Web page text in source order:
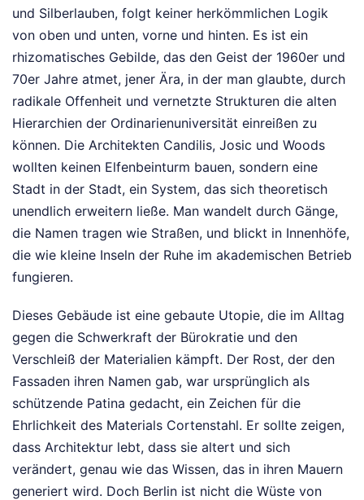
und Silberlauben, folgt keiner herkömmlichen Logik
von oben und unten, vorne und hinten. Es ist ein
rhizomatisches Gebilde, das den Geist der 1960er und
70er Jahre atmet, jener Ära, in der man glaubte, durch
radikale Offenheit und vernetzte Strukturen die alten
Hierarchien der Ordinarienuniversität einreißen zu
können. Die Architekten Candilis, Josic und Woods
wollten keinen Elfenbeinturm bauen, sondern eine
Stadt in der Stadt, ein System, das sich theoretisch
unendlich erweitern ließe. Man wandelt durch Gänge,
die Namen tragen wie Straßen, und blickt in Innenhöfe,
die wie kleine Inseln der Ruhe im akademischen Betrieb
fungieren.
Dieses Gebäude ist eine gebaute Utopie, die im Alltag
gegen die Schwerkraft der Bürokratie und den
Verschleiß der Materialien kämpft. Der Rost, der den
Fassaden ihren Namen gab, war ursprünglich als
schützende Patina gedacht, ein Zeichen für die
Ehrlichkeit des Materials Cortenstahl. Er sollte zeigen,
dass Architektur lebt, dass sie altert und sich
verändert, genau wie das Wissen, das in ihren Mauern
generiert wird. Doch Berlin ist nicht die Wüste von